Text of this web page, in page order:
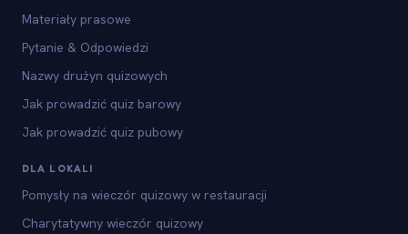
Materiały prasowe
Pytanie & Odpowiedzi
Nazwy drużyn quizowych
Jak prowadzić quiz barowy
Jak prowadzić quiz pubowy
DLA LOKALI
Pomysły na wieczór quizowy w restauracji
Charytatywny wieczór quizowy